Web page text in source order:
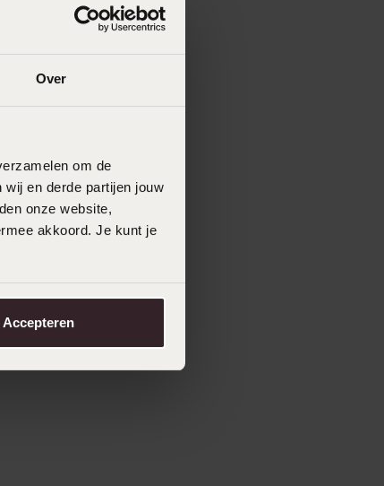
Over
om de
en derde partijen jouw
onze website,
akkoord. Je kunt je
Accepteren